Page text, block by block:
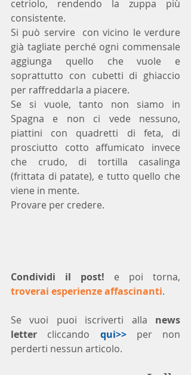
cetriolo, rendendo la zuppa più
consistente.
Si può servire  con vicino le verdure
già tagliate perché ogni commensale
aggiunga quello che vuole e
soprattutto con cubetti di ghiaccio
per raffreddarla a piacere.
Se si vuole, tanto non siamo in
Spagna e non ci vede nessuno,
piattini con quadretti di feta, di
prosciutto cotto affumicato invece
che crudo, di tortilla casalinga
(frittata di patate), e tutto quello che
viene in mente.
Provare per credere.
Condividi il post!
troverai esperienze affascinanti.
Se vuoi puoi iscriverti alla news
letter cliccando qui>> per non
perderti nessun articolo.